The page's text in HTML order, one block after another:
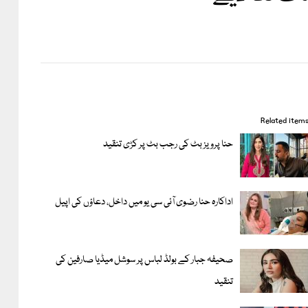
Related items
حنا پرویز بٹ کی رجب بٹ پر کڑی تنقید
اداکارہ حنا رضوی آئی سی یو میں داخل، دعاؤں کی اپیل
صحیفہ جبار کے بولڈ لباس پر سوشل میڈیا صارفین کی
تنقید